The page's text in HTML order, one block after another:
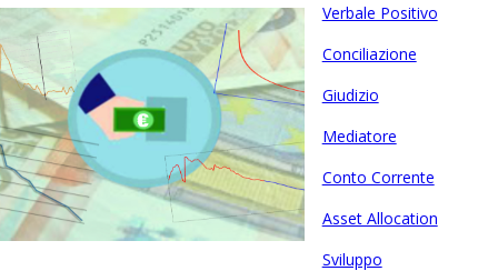
Verbale Positivo
Conciliazione
Giudizio
Mediatore
Conto Corrente
Asset Allocation
Sviluppo